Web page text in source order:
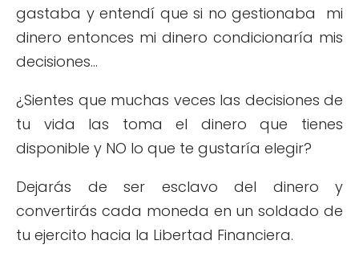
gastaba y entendí que si no gestionaba mi
dinero entonces mi dinero condicionaría mis
decisiones...
¿Sientes que muchas veces las decisiones de
tu vida las toma el dinero que tienes
disponible y NO lo que te gustaría elegir?
Dejarás de ser esclavo del dinero y
convertirás cada moneda en un soldado de
tu ejercito hacia la Libertad Financiera.